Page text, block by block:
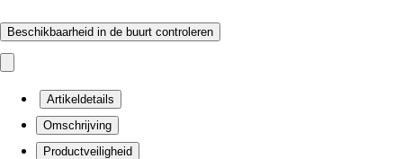
Beschikbaarheid in de buurt controleren
Artikeldetails
Omschrijving
Productveiligheid